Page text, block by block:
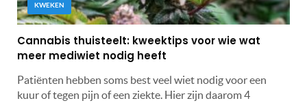
KWEKEN
Cannabis thuisteelt: kweektips voor wie wat
meer mediwiet nodig heeft
Patiënten hebben soms best veel wiet nodig voor een
kuur of tegen pijn of een ziekte. Hier zijn daarom 4